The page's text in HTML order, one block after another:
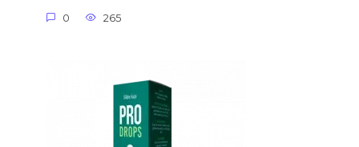
0 265